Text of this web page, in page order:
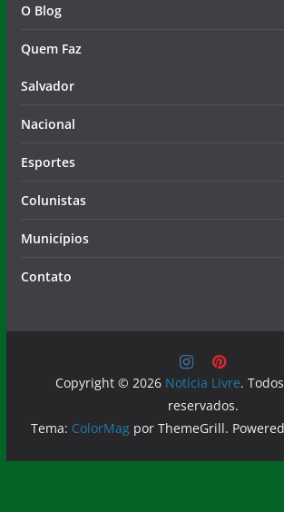
O Blog
Quem Faz
Salvador
Nacional
Esportes
Colunistas
Municípios
Contato
Copyright © 2026 Notícia Livre.
reservados.
Tema: ColorMagpor ThemeGrill.